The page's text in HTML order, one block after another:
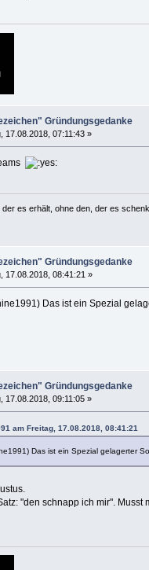
Gründungsgedanke
17.08.2018, 07:11:43 »
es erhält, ohne den, der es
Gründungsgedanke
17.08.2018, 08:41:21 »
Das ist ein Spezial
Gründungsgedanke
17.08.2018, 09:11:05 »
am Freitag, 17.08.2018, 08:41:21
Das ist ein Spezial gelagerter
"den schnapp ich mir".